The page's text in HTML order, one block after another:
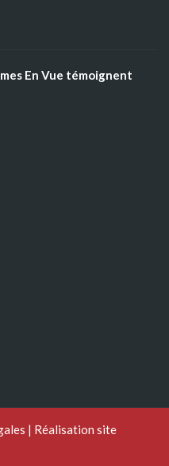
En Vue témoignent
| Réalisation site